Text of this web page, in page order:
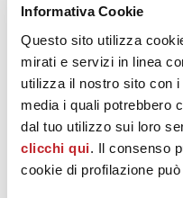
Informativa Cookie
Questo sito utilizza
mirati e servizi in linea
utilizza il nostro sito con
media i quali potrebbero
dal tuo utilizzo sui loro
clicchi qui. Il consenso
cookie di profilazione
Side Stone
LEA